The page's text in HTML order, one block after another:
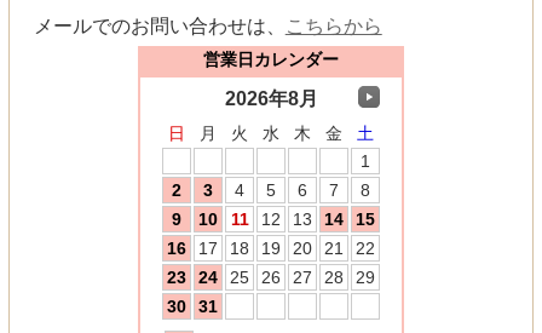
メールでのお問い合わせは、 こちらから